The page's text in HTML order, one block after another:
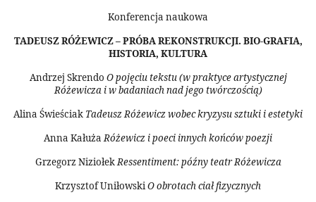
Konferencja naukowa
TADEUSZ RÓŻEWICZ – PRÓBA REKONSTRUKCJI. BIO-GRAFIA,
HISTORIA, KULTURA
Andrzej Skrendo O pojęciu tekstu (w praktyce artystycznej
Różewicza i w badaniach nad jego twórczością)
Alina Świeściak Tadeusz Różewicz wobec kryzysu sztuki i estetyki
Anna KałużaRóżewicz i poeci innych końców poezji
Grzegorz NiziołekRessentiment: późny teatr Różewicza
Krzysztof UniłowskiO obrotach ciał fizycznych